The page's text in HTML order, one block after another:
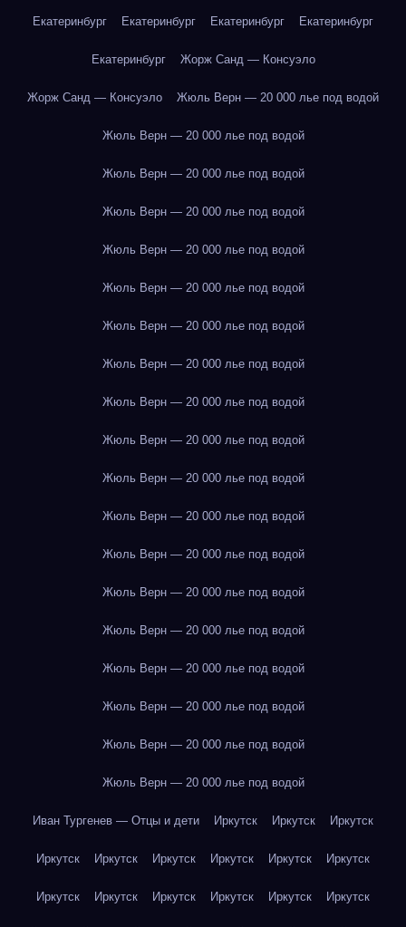
Екатеринбург Екатеринбург Екатеринбург Екатеринбург
Екатеринбург Жорж Санд — Консуэло
Жорж Санд — Консуэло Жюль Верн — 20 000 лье под водой
Жюль Верн — 20 000 лье под водой
Жюль Верн — 20 000 лье под водой
Жюль Верн — 20 000 лье под водой
Жюль Верн — 20 000 лье под водой
Жюль Верн — 20 000 лье под водой
Жюль Верн — 20 000 лье под водой
Жюль Верн — 20 000 лье под водой
Жюль Верн — 20 000 лье под водой
Жюль Верн — 20 000 лье под водой
Жюль Верн — 20 000 лье под водой
Жюль Верн — 20 000 лье под водой
Жюль Верн — 20 000 лье под водой
Жюль Верн — 20 000 лье под водой
Жюль Верн — 20 000 лье под водой
Жюль Верн — 20 000 лье под водой
Жюль Верн — 20 000 лье под водой
Жюль Верн — 20 000 лье под водой
Жюль Верн — 20 000 лье под водой
Иван Тургенев — Отцы и дети Иркутск Иркутск Иркутск
Иркутск Иркутск Иркутск Иркутск Иркутск Иркутск
Иркутск Иркутск Иркутск Иркутск Иркутск Иркутск